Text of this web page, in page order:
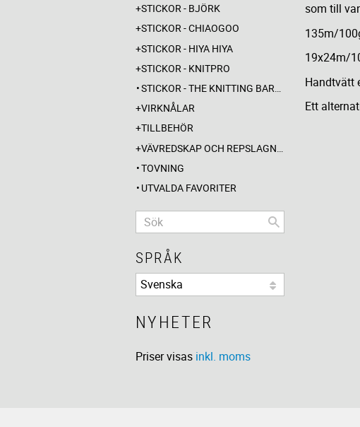
som till
135m/
19x24m/
Handtvätt
Ett
STICKOR - BJÖRK
STICKOR - CHIAOGOO
STICKOR - HIYA HIYA
STICKOR - KNITPRO
STICKOR - THE KNITTING BARBER
VIRKNÅLAR
TILLBEHÖR
VÄVREDSKAP OCH REPSLAGNING
TOVNING
UTVALDA FAVORITER
SPRÅK
NYHETER
Priser visas inkl. moms